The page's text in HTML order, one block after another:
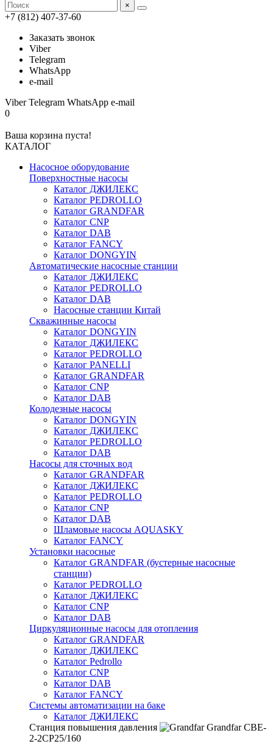
×
+7 (812) 407-37-60
Заказать звонок
Viber
Telegram
WhatsApp
e-mail
ViberTelegram WhatsApp e-mail
0
Ваша корзина пуста!
КАТАЛОГ
Насосное оборудование
Поверхностные насосы
Каталог ДЖИЛЕКС
Каталог PEDROLLO
Каталог GRANDFAR
Каталог CNP
Каталог DAB
Каталог FANCY
Каталог DONGYIN
Автоматические насосные станции
Каталог ДЖИЛЕКС
Каталог PEDROLLO
Каталог DAB
Насосные станции Китай
Скважинные насосы
Каталог DONGYIN
Каталог ДЖИЛЕКС
Каталог PEDROLLO
Каталог PANELLI
Каталог GRANDFAR
Каталог CNP
Каталог DAB
Колодезные насосы
Каталог DONGYIN
Каталог ДЖИЛЕКС
Каталог PEDROLLO
Каталог DAB
Насосы для сточных вод
Каталог GRANDFAR
Каталог ДЖИЛЕКС
Каталог PEDROLLO
Каталог CNP
Каталог DAB
Шламовые насосы AQUASKY
Каталог FANCY
Установки насосные
Каталог GRANDFAR (бустерные насосные
станции)
Каталог PEDROLLO
Каталог ДЖИЛЕКС
Каталог CNP
Каталог DAB
Циркуляционные насосы для отопления
Каталог GRANDFAR
Каталог ДЖИЛЕКС
Каталог Pedrollo
Каталог CNP
Каталог DAB
Каталог FANCY
Системы автоматизации на баке
Каталог ДЖИЛЕКС
Станция повышения давления
Grandfar CBE-
2-2CP25/160